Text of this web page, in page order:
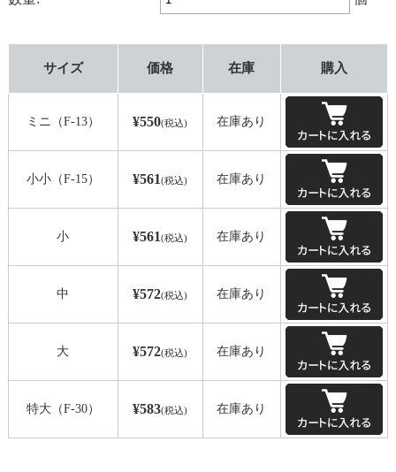
サイズ 価格 在庫 購入
ミニ（F-13） ¥550(税込) 在庫あり
小小（F-15） ¥561(税込) 在庫あり
小 ¥561(税込) 在庫あり
中 ¥572(税込) 在庫あり
大 ¥572(税込) 在庫あり
特大（F-30） ¥583(税込) 在庫あり